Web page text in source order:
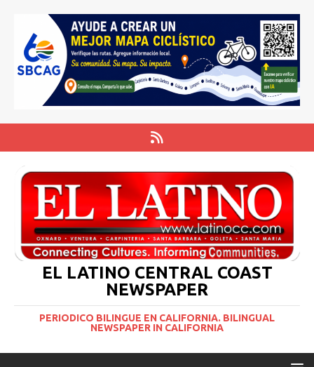
EL LATINO CENTRAL COAST
NEWSPAPER
PERIODICO BILINGUE EN CALIFORNIA. BILINGUAL
NEWSPAPER IN CALIFORNIA